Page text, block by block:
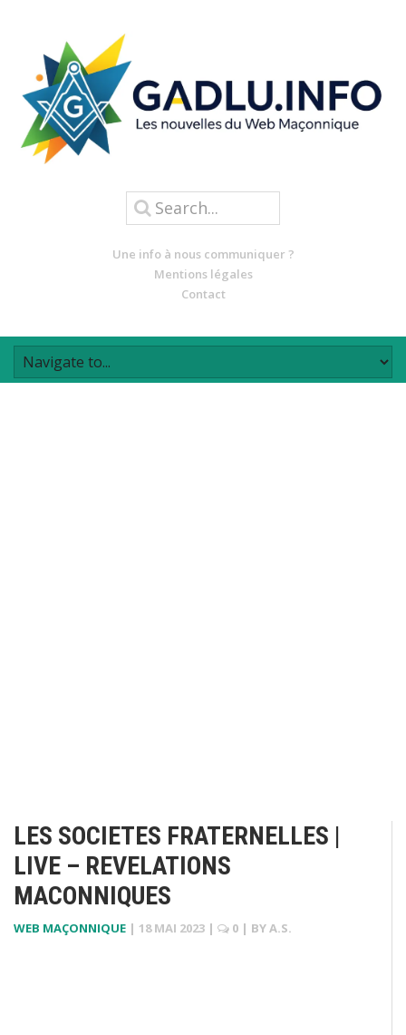
Une info à nous communiquer ?
Mentions légales
Contact
LES SOCIETES FRATERNELLES |
LIVE – REVELATIONS
MACONNIQUES
WEB MAÇONNIQUE | 18 MAI 2023 | 0 | BYA.S.